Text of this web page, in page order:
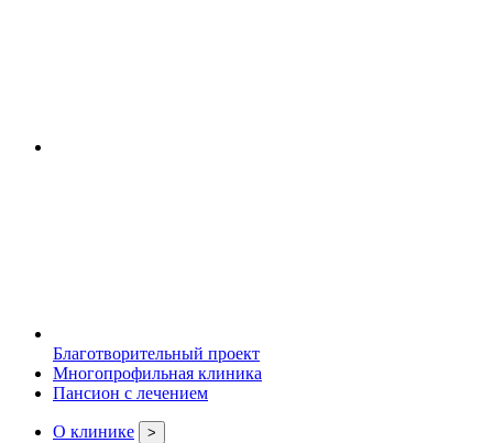
Благотворительный проект
Многопрофильная клиника
Пансион с лечением
О клинике >